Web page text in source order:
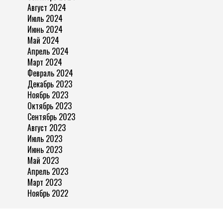
Август 2024
Июль 2024
Июнь 2024
Май 2024
Апрель 2024
Март 2024
Февраль 2024
Декабрь 2023
Ноябрь 2023
Октябрь 2023
Сентябрь 2023
Август 2023
Июль 2023
Июнь 2023
Май 2023
Апрель 2023
Март 2023
Ноябрь 2022